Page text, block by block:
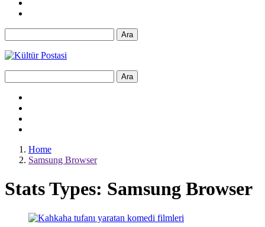
Ara
Ara
Home
Samsung Browser
Stats Types: Samsung Browser